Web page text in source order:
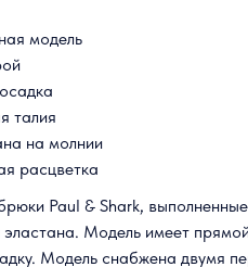
модель
талия
на молнии
расцветка
Paul & Shark,
эластана. Модель имеет
Модель снабжена двумя